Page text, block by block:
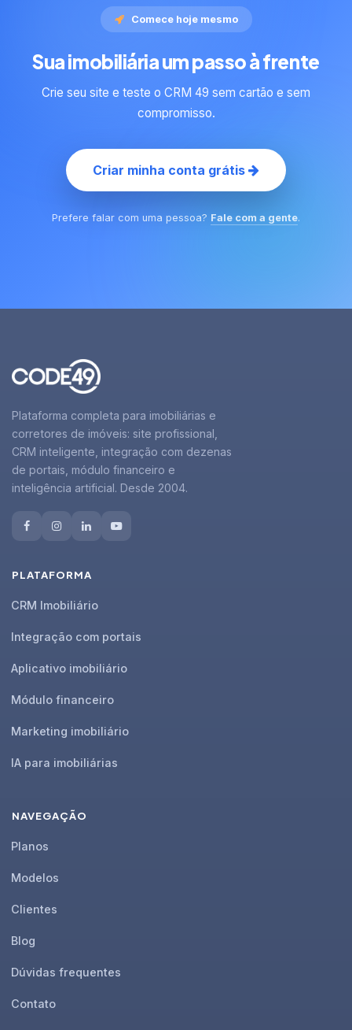
Comece hoje mesmo
Sua imobiliária um passo à frente
Crie seu site e teste o CRM 49 sem cartão e sem
compromisso.
Criar minha conta grátis
Prefere falar com uma pessoa? Fale com a gente.
Plataforma completa para imobiliárias e
corretores de imóveis: site profissional,
CRM inteligente, integração com dezenas
de portais, módulo financeiro e
inteligência artificial. Desde 2004.
PLATAFORMA
CRM Imobiliário
Integração com portais
Aplicativo imobiliário
Módulo financeiro
Marketing imobiliário
IA para imobiliárias
NAVEGAÇÃO
Planos
Modelos
Clientes
Blog
Dúvidas frequentes
Contato